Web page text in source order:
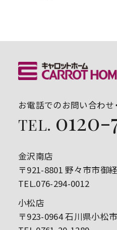
お電話でのお問い合わせ
TEL. 0120-
金沢南店
〒921-8801 野々市市御
TEL.076-294-0012
小松店
〒923-0964 石川県小松